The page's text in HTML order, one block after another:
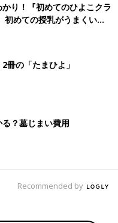
り！『初めてのひよこクラ
初めての授乳がうまくい
本と夏のトラブル 解決テ
冊の「たまひよ」
？墓じまい費用
Recommended by